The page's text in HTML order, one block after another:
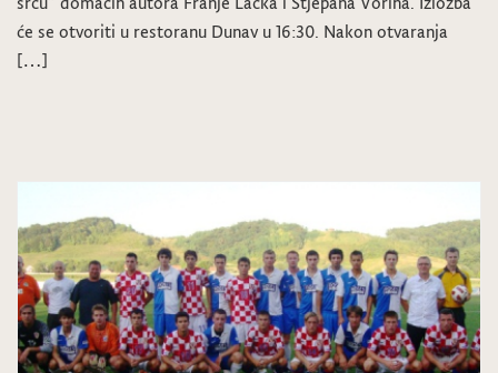
će se otvoriti u restoranu Dunav u 16:30. Nakon otvaranja
[…]